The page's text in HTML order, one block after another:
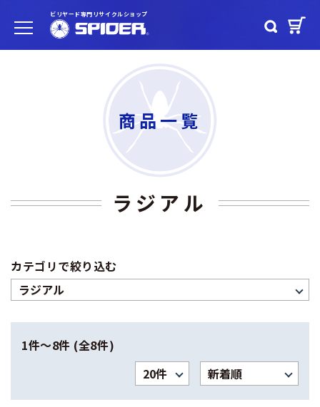
ビリヤード専門リサイクルショップ
商品一覧
ラジアル
カテゴリで絞り込む
1件〜8件 (全8件)